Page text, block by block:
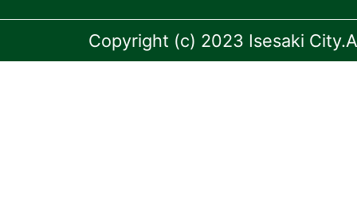
Copyright (c) 2023 Isesaki